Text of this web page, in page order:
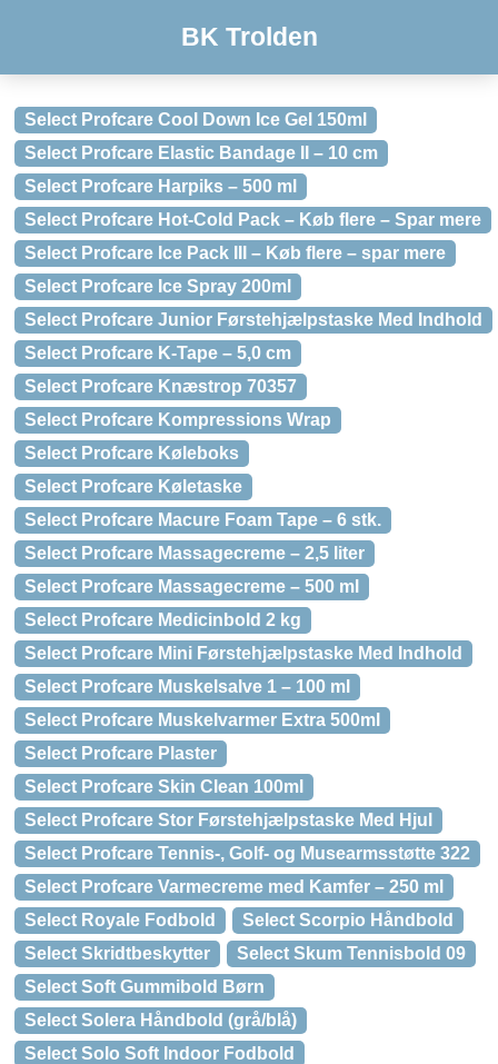
BK Trolden
Select Profcare Cool Down Ice Gel 150ml
Select Profcare Elastic Bandage II – 10 cm
Select Profcare Harpiks – 500 ml
Select Profcare Hot-Cold Pack – Køb flere – Spar mere
Select Profcare Ice Pack III – Køb flere – spar mere
Select Profcare Ice Spray 200ml
Select Profcare Junior Førstehjælpstaske Med Indhold
Select Profcare K-Tape – 5,0 cm
Select Profcare Knæstrop 70357
Select Profcare Kompressions Wrap
Select Profcare Køleboks
Select Profcare Køletaske
Select Profcare Macure Foam Tape – 6 stk.
Select Profcare Massagecreme – 2,5 liter
Select Profcare Massagecreme – 500 ml
Select Profcare Medicinbold 2 kg
Select Profcare Mini Førstehjælpstaske Med Indhold
Select Profcare Muskelsalve 1 – 100 ml
Select Profcare Muskelvarmer Extra 500ml
Select Profcare Plaster
Select Profcare Skin Clean 100ml
Select Profcare Stor Førstehjælpstaske Med Hjul
Select Profcare Tennis-, Golf- og Musearmsstøtte 322
Select Profcare Varmecreme med Kamfer – 250 ml
Select Royale Fodbold
Select Scorpio Håndbold
Select Skridtbeskytter
Select Skum Tennisbold 09
Select Soft Gummibold Børn
Select Solera Håndbold (grå/blå)
Select Solo Soft Indoor Fodbold